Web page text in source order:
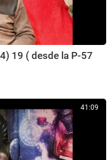
19 ( desde la P-57
41:09